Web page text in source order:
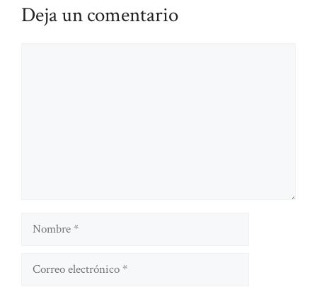
Deja un comentario
Nombre
electrónico